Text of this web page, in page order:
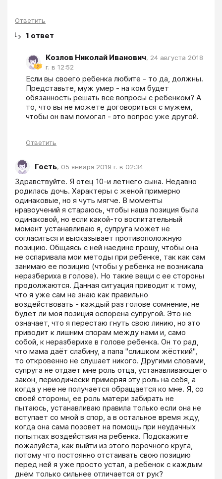
Ответить
1 ответ
Козлов Николай Иванович, 24 августа 2018
г. в 12:52
Если вы своего ребенка любите - то да, должны.
Представьте, муж умер - на ком будет
обязанность решать все вопросы с ребенком? А
то, что вы не можете договориться с мужем,
чтобы он вам помогал - это вопрос уже другой.
Ответить
Гость, 05 января 2019 г. в 02:34
Здравствуйте. Я отец 10-и летнего сына. Недавно
родилась дочь. Характеры с женой примерно
одинаковые, но я чуть мягче. В моменты
нравоучений я стараюсь, чтобы наша позиция была
одинаковой, но если какой-то воспитательный
момент устанавливаю я, супруга может не
согласиться и высказывает противоположную
позицию. Общаясь с ней наедине прошу, чтобы она
не оспаривала мои методы при ребенке, так как сам
занимаю ее позицию (чтобы у ребенка не возникала
неразбериха в голове). Но такие вещи с ее стороны
продолжаются. Данная ситуация приводит к тому,
что я уже сам не знаю как правильно
воздействовать - каждый раз голове сомнение, не
будет ли моя позиция оспорена супругой. Это не
означает, что я перестаю гнуть свою линию, но это
приводит к лишним спорам между нами и, само
собой, к неразберихе в голове ребенка. Он то рад,
что мама даёт слабину, а папа "слишком жёсткий",
то откровенно не слушает никого. Другими словами,
супруга не отдает мне роль отца, устанавливающего
закон, периодически примеряя эту роль на себя, а
когда у нее не получается обращается ко мне. Я, со
своей стороны, ее роль матери забирать не
пытаюсь, устанавливаю правила только если она не
вступает со мной в спор, а в остальное время жду,
когда она сама позовет на помощь при неудачных
попытках воздействия на ребенка. Подскажите
пожалуйста, как выйти из этого порочного круга,
потому что постоянно отстаивать свою позицию
перед ней я уже просто устал, а ребенок с каждым
днём только сильнее отличается от рук?